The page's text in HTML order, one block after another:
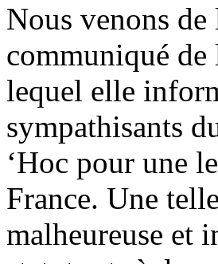
Nous venons
communiqué
lequel elle
sympathisants
‘Hoc pour une
France. Une
malheureuse et